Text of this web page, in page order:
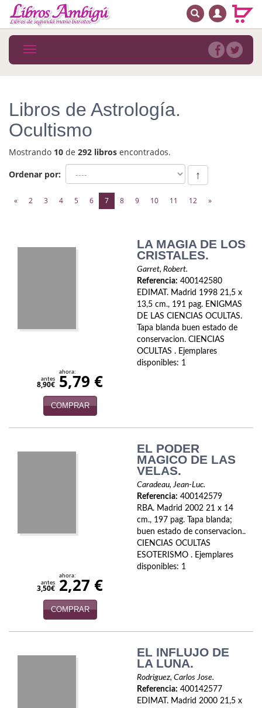
MENÚ PRINCIPAL
Novedades
MATERIAS
Astrología. Ocultismo
Cuentos y relatos
Economía
Ensayo literario
Filosofía
Física y Química
BUSCAR
Toggle
navigation
Libros de Astrología.
Ocultismo
Mostrando 10 de 292 libros encontrados.
Ordenar por:
↑
« 2 3 4 5 6 7(current)
8 9 10 11 12 »
LA MAGIA DE LOS
CRISTALES.
Garret, Robert.
Referencia: 400142580
EDIMAT. Madrid 1998 21,5 x
13,5 cm., 191 pag. ENIGMAS
DE LAS CIENCIAS OCULTAS.
Tapa blanda buen estado de
conservacion. CIENCIAS
OCULTAS . Ejemplares
disponibles: 1
antes
8,90€
ahora:
5,79 €
COMPRAR
EL PODER
MAGICO DE LAS
VELAS.
Caradeau, Jean-Luc.
Referencia: 400142579
RBA. Madrid 2002 21 x 14
cm., 197 pag. Tapa blanda;
buen estado de conservacion..
CIENCIAS OCULTAS
ESOTERISMO . Ejemplares
disponibles: 1
antes
3,50€
ahora:
2,27 €
COMPRAR
EL INFLUJO DE
LA LUNA.
Rodriguez, Carlos Jose.
Referencia: 400142577
EDIMAT. Madrid 2000 21,5 x